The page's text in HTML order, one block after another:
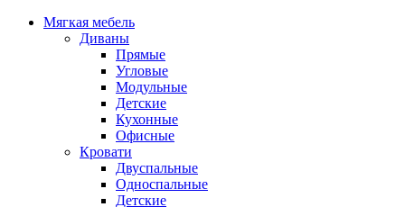
Мягкая мебель
Диваны
Прямые
Угловые
Модульные
Детские
Кухонные
Офисные
Кровати
Двуспальные
Односпальные
Детские